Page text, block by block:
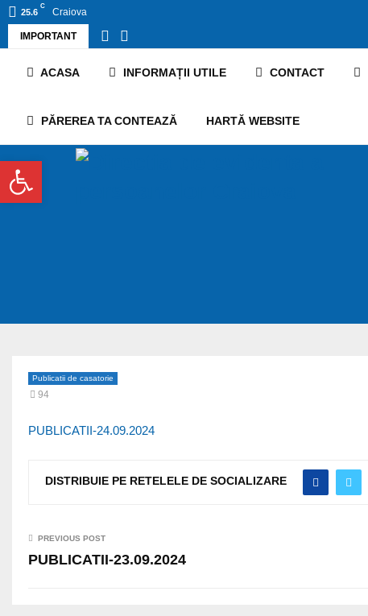
Deschide bara de unelte
25.6
C
Craiova
IMPORTANT
ACASA INFORMAȚII UTILE CONTACT
PĂREREA TA CONTEAZĂ HARTĂ WEBSITE
Publicatii de casatorie
94
PUBLICATII-24.09.2024
DISTRIBUIE PE RETELELE DE SOCIALIZARE
PREVIOUS POST
PUBLICATII-23.09.2024